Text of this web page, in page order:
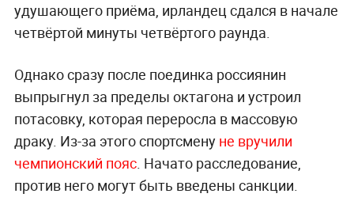
удушающего приёма, ирландец сдался в начале
четвёртой минуты четвёртого раунда.
Однако сразу после поединка россиянин
выпрыгнул за пределы октагона и устроил
потасовку, которая переросла в массовую
драку. Из-за этого спортсмену не вручили
чемпионский пояс. Начато расследование,
против него могут быть введены санкции.